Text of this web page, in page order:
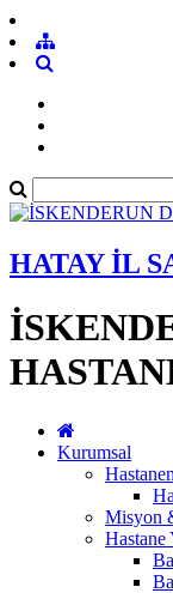
HATAY İL
Kurumsal
Misyon
Hastane